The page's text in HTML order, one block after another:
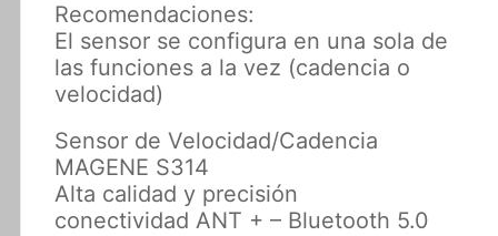
Recomendaciones:
El sensor se configura en una sola de
las funciones a la vez (cadencia o
velocidad)
Sensor de Velocidad/Cadencia
MAGENE S314
Alta calidad y precisión
conectividad ANT + – Bluetooth 5.0